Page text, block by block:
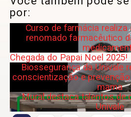
por:
Curso de farmácia
renomado farmacêutico
Chegada do Papai Noel 2025!
Biossegurança da Univale
conscientização e
mama
Mural destaca talentos de
Univale